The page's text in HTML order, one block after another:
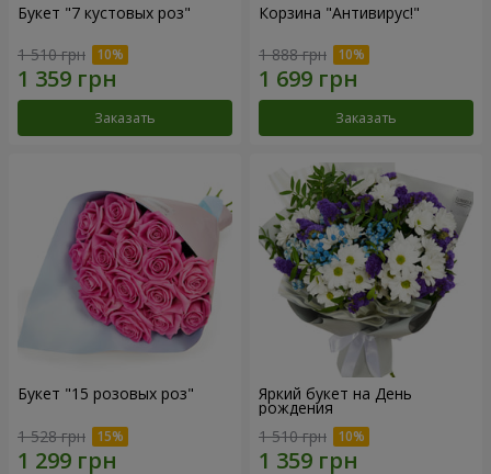
Букет "7 кустовых роз"
1 510 грн
Заказать
Корзина "Антивирус!"
1 888 грн
Заказать
Букет "15 розовых роз"
1 528 грн
Яркий букет на День
рождения
1 510 грн